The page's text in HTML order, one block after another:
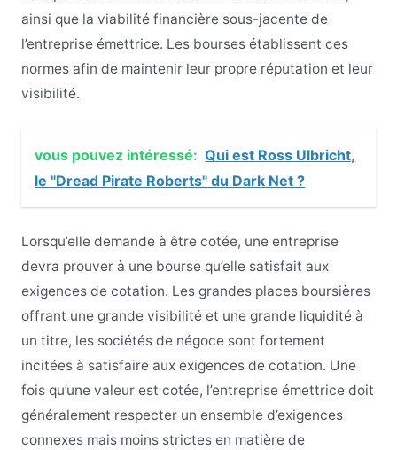
ainsi que la viabilité financière sous-jacente de
l’entreprise émettrice. Les bourses établissent ces
normes afin de maintenir leur propre réputation et leur
visibilité.
vous pouvez intéressé: Qui est Ross Ulbricht,
le "Dread Pirate Roberts" du Dark Net ?
Lorsqu’elle demande à être cotée, une entreprise
devra prouver à une bourse qu’elle satisfait aux
exigences de cotation. Les grandes places boursières
offrant une grande visibilité et une grande liquidité à
un titre, les sociétés de négoce sont fortement
incitées à satisfaire aux exigences de cotation. Une
fois qu’une valeur est cotée, l’entreprise émettrice doit
généralement respecter un ensemble d’exigences
connexes mais moins strictes en matière de